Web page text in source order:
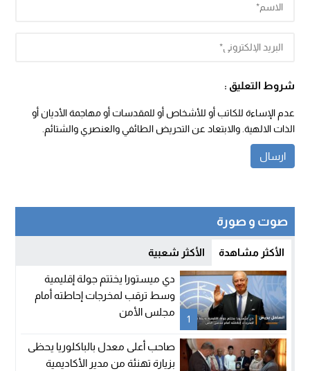
شروط التعليق :
عدم الإساءة للكاتب أو للأشخاص أو للمقدسات أو مهاجمة الأديان أو
الذات الالهية. والابتعاد عن التحريض الطائفي والعنصري والشتائم.
صوت و صورة
الأكثر مشاهدة الأكثر شعبية
1
دي ميستورا يختتم جولة إقليمية
وسط ترقب لمخرجات إحاطته أمام
مجلس الأمن
صاحب أعلى معدل بالباكلوريا يحظى
بزيارة تهنئة من مدير الأكاديمية